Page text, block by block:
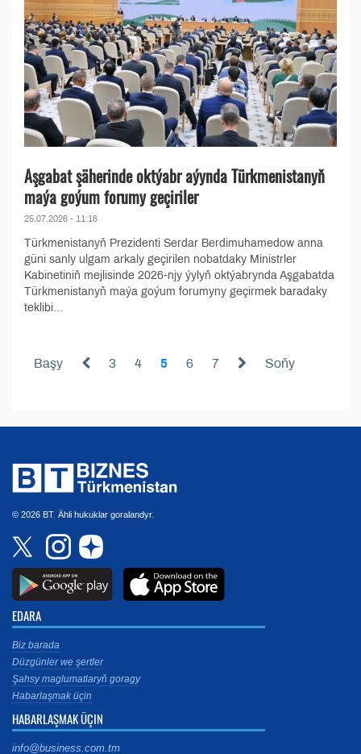
Aşgabat şäherinde oktýabr aýynda Türkmenistanyň
maýa goýum forumy geçiriler
25.07.2026 - 11:16
Türkmenistanyň Prezidenti Serdar Berdimuhamedow anna
güni sanly ulgam arkaly geçirilen nobatdaky Ministrler
Kabinetiniň mejlisinde 2026-njy ýylyň oktýabrynda Aşgabatda
Türkmenistanyň maýa goýum forumyny geçirmek baradaky
teklibi...
Başy 3 4 5 6 7 Soňy
© 2026 BT. Ähli hukuklar goralandyr.
EDARA
Biz barada
Düzgünler we şertler
Şahsy maglumatlaryň goragy
Habarlaşmak üçin
HABARLAŞMAK ÜÇIN
info@business.com.tm